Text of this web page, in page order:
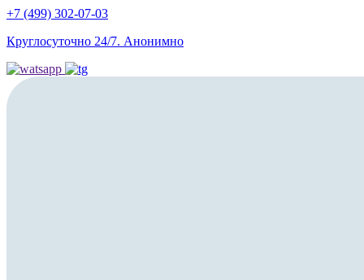
+7 (499) 302-07-03
Круглосуточно 24/7. Анонимно